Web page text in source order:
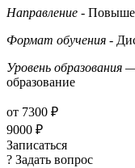
Направление -
Формат обучения -
Уровень образования —
образование
от 7300 ₽
9000 ₽
Записаться
? Задать вопрос